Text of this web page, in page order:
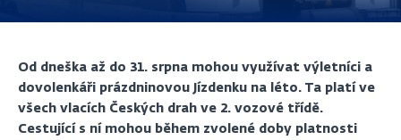
Od dneška až do 31. srpna mohou využívat výletníci a
dovolenkáři prázdninovou Jízdenku na léto. Ta platí ve
všech vlacích Českých drah ve 2. vozové třídě.
Cestující s ní mohou během zvolené doby platnosti